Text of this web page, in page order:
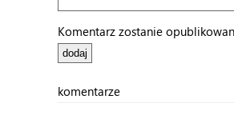
Komentarz zostanie
komentarze